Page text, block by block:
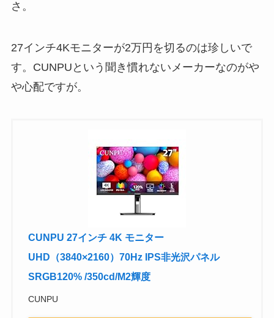
さ。
27インチ4Kモニターが2万円を切るのは珍しいで
す。CUNPUという聞き慣れないメーカーなのがや
や心配ですが。
CUNPU 27インチ 4K モニター
UHD（3840×2160）70Hz IPS非光沢パネル
SRGB120% /350cd/M2輝度
CUNPU